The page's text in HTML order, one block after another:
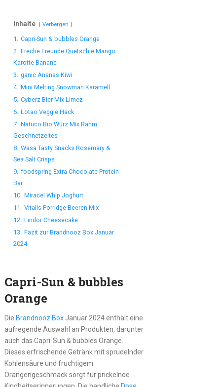
Inhalte Verbergen
1.
Capri-Sun & bubbles Orange
2. Freche Freunde Quetschie Mango
Karotte Banane
3. ganic Ananas Kiwi
4. Mini Melting Snowman Karamell
5. Cyberz Bier Mix Limez
6. Lotao Veggie Hack
7. Natuco Bio Würz Mix Rahm
Geschnetzeltes
8. Wasa Tasty Snacks Rosemary &
Sea Salt Crisps
9. foodspring Extra Chocolate Protein
Bar
10. Miracel Whip Joghurt
11.
Vitalis Porridge Beeren-Mix
12. Lindor Cheesecake
13. Fazit zur Brandnooz Box Januar
2024
Capri-Sun & bubbles
Orange
Die Brandnooz BoxJanuar 2024 enthält eine
aufregende Auswahl an Produkten, darunter
auch das Capri-Sun & bubbles Orange.
Dieses erfrischende Getränk mit sprudelnder
Kohlensäure und fruchtigem
Orangengeschmack sorgt für prickelnde